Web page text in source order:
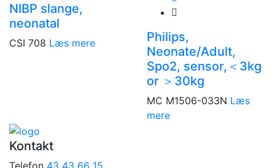
NIBP slange,
neonatal
CSI 708 Læs mere
Philips,
Neonate/Adult,
Spo2, sensor,＜3kg
or ＞30kg
MC M1506-033N Læs
mere
Kontakt
Telefon 43 43 66 15